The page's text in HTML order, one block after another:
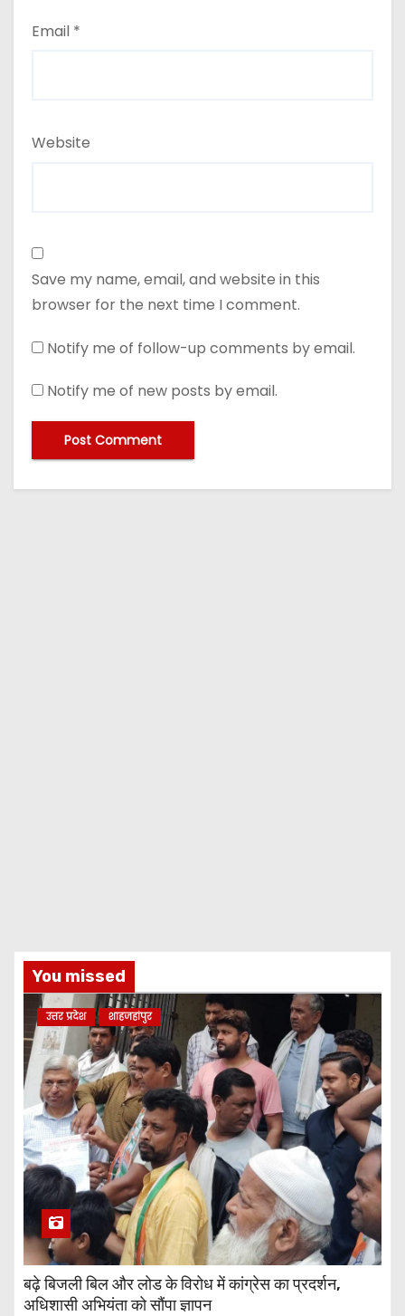
Email *
Website
Save my name, email, and website in this
browser for the next time I comment.
Notify me of follow-up comments by email.
Notify me of new posts by email.
You missed
उत्तर प्रदेश शाहजहांपुर
बढ़े बिजली बिल और लोड के विरोध में कांग्रेस का प्रदर्शन,
अधिशासी अभियंता को सौंपा ज्ञापन